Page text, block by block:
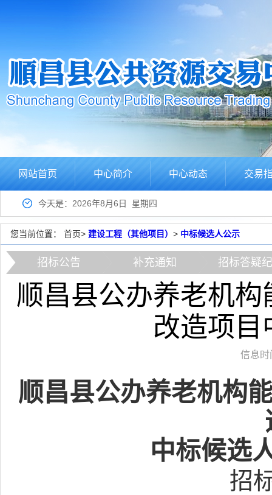
网站首页 中心简介 中心动态 交易
今天是：2026年8月6日 星期四
您当前位置： 首页> 建设工程（其他项目） > 中标候选人公示
招标公告 补充通知 招标答疑
顺昌县公办养老机构
改造项目
信息时
顺昌县公办养老机构
中标候选
招